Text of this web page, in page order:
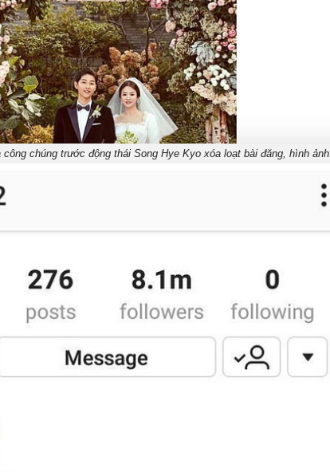
chúng trước động thái Song Hye Kyo xóa loạt bài đăng, hình ảnh.